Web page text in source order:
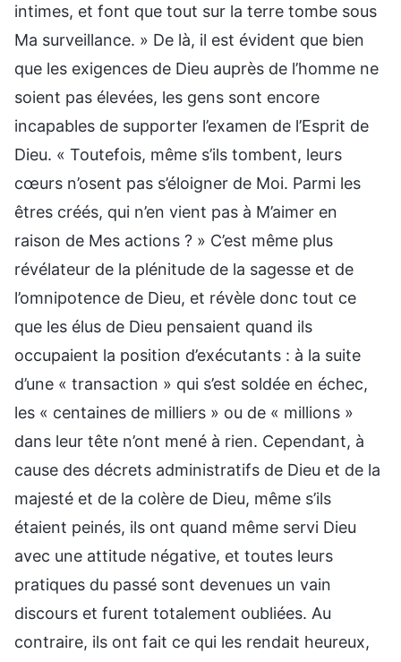
intimes, et font que tout sur la terre tombe sous
Ma surveillance. » De là, il est évident que bien
que les exigences de Dieu auprès de l’homme ne
soient pas élevées, les gens sont encore
incapables de supporter l’examen de l’Esprit de
Dieu. « Toutefois, même s’ils tombent, leurs
cœurs n’osent pas s’éloigner de Moi. Parmi les
êtres créés, qui n’en vient pas à M’aimer en
raison de Mes actions ? » C’est même plus
révélateur de la plénitude de la sagesse et de
l’omnipotence de Dieu, et révèle donc tout ce
que les élus de Dieu pensaient quand ils
occupaient la position d’exécutants : à la suite
d’une « transaction » qui s’est soldée en échec,
les « centaines de milliers » ou de « millions »
dans leur tête n’ont mené à rien. Cependant, à
cause des décrets administratifs de Dieu et de la
majesté et de la colère de Dieu, même s’ils
étaient peinés, ils ont quand même servi Dieu
avec une attitude négative, et toutes leurs
pratiques du passé sont devenues un vain
discours et furent totalement oubliées. Au
contraire, ils ont fait ce qui les rendait heureux,